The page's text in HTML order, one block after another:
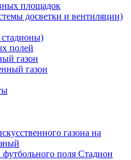
площадок
досветки и вентиляции)
полей
газон
газон
газона на
футбольного поля Стадион